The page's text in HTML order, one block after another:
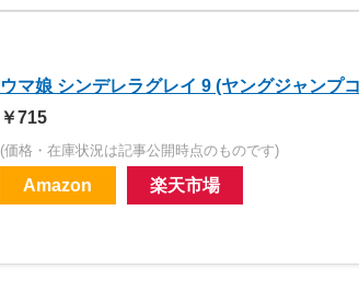
ウマ娘 シンデレラグレイ 9 (ヤングジャンプ
￥715
(価格・在庫状況は記事公開時点のものです)
Amazon 楽天市場